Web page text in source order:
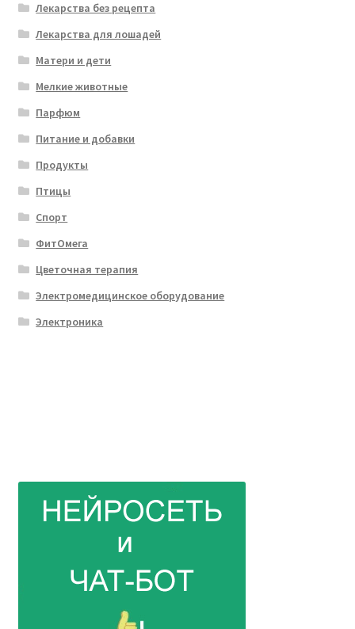
Лекарства без рецепта
Лекарства для лошадей
Матери и дети
Мелкие животные
Парфюм
Питание и добавки
Продукты
Птицы
Спорт
ФитОмега
Цветочная терапия
Электромедицинское оборудование
Электроника